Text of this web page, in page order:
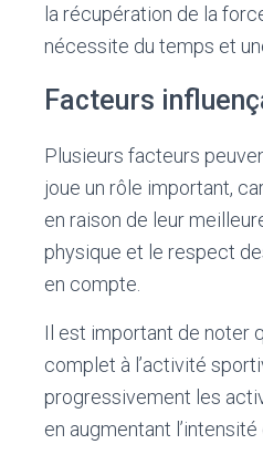
la récupération de la
nécessite du temps et
Facteurs
Plusieurs facteurs
joue un rôle important,
en raison de leur
physique et le respect
en compte.
Il est important de noter
complet à l’activité
progressivement les
en augmentant